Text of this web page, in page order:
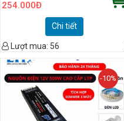
254.000Đ
Chi tiết
Lượt mua: 56
-10%